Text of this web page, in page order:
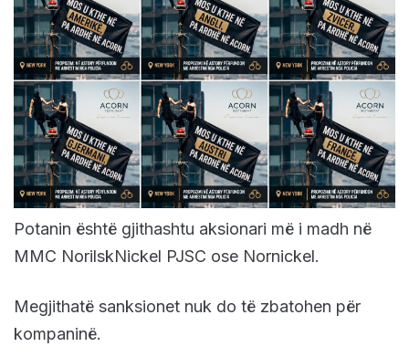
Potanin është gjithashtu aksionari më i madh në
MMC NorilskNickel PJSC ose Nornickel.
Megjithatë sanksionet nuk do të zbatohen për
kompaninë.